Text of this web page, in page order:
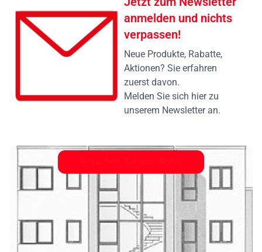
anmelden und nichts
verpassen!
Neue Produkte, Rabatte,
Aktionen? Sie erfahren
zuerst davon.
Melden Sie sich hier zu
unserem Newsletter an.